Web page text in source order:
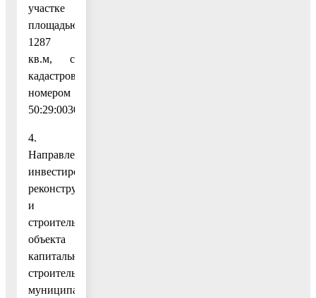
участке
площадью
1287
кв.м, с
кадастровым
номером
50:29:0030202:1575.
4.
Направления
инвестирования:
реконструкция
и
строительство
объекта
капитального
строительства
муниципальной